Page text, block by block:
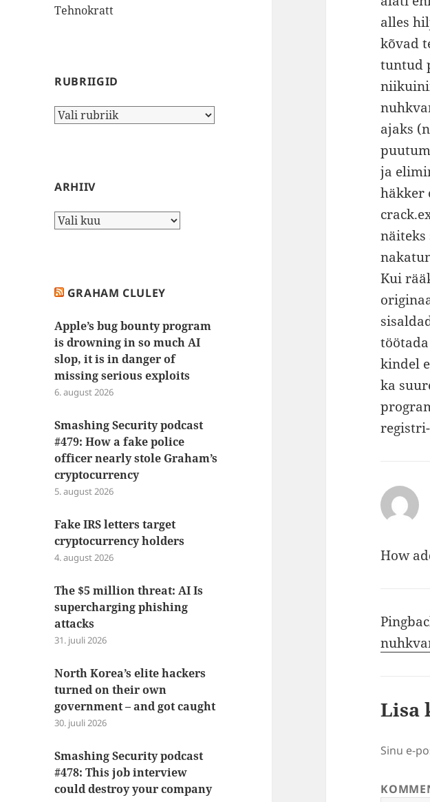
Tehnokratt
RUBRIIGID
Rubriigid
ARHIIV
Arhiiv
GRAHAM CLULEY
Apple’s bug bounty program
is drowning in so much AI
slop, it is in danger of
missing serious exploits
6. august 2026
Smashing Security podcast
#479: How a fake police
officer nearly stole Graham’s
cryptocurrency
5. august 2026
Fake IRS letters target
cryptocurrency holders
4. august 2026
The $5 million threat: AI Is
supercharging phishing
attacks
31. juuli 2026
North Korea’s elite hackers
turned on their own
government – and got caught
30. juuli 2026
Smashing Security podcast
#478: This job interview
could destroy your company
alles
kõvad
tuntud
ajaks
ja
häkker
Kui
kindel
ka
How
Lisa
Sinu e-